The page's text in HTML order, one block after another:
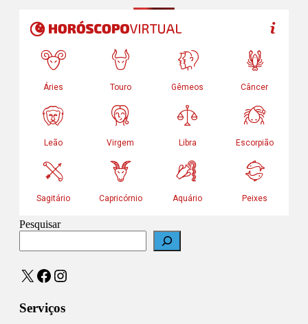
Pesquisar
X Facebook
Instagram
Serviços